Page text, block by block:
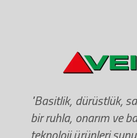
"Basitlik, dürüstlük,
bir ruhla, onarım ve